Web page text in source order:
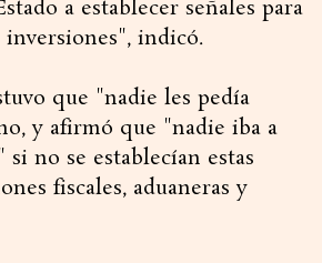
a establecer señales para
inversiones", indicó.
que "nadie les pedía
y afirmó que "nadie iba a
no se establecían estas
fiscales, aduaneras y